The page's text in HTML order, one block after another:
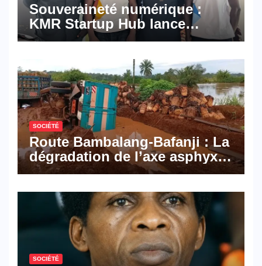
Souveraineté numérique :
KMR Startup Hub lance
Pyramid Browser et Pyramid
numériques made in
Cameroon
SOCIÉTÉ
Route Bambalang-Bafanji : La
dégradation de l’axe asphyxie
les activités économiques
SOCIÉTÉ